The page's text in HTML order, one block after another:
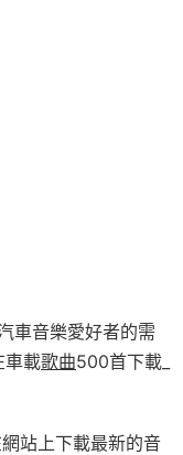
車音樂愛好者的需
車載歌曲500首下載_
站上下載最新的音